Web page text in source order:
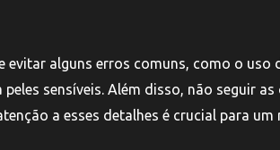
alguns erros comuns, como o uso
sensíveis. Além disso, não seguir
a esses detalhes é crucial para